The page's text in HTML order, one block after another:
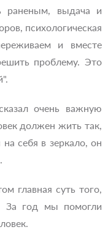
раненым, выдача и
психологическая
и вместе
проблему. Это
очень важную
должен жить так,
себя в зеркало, он
главная суть того,
год мы помогли